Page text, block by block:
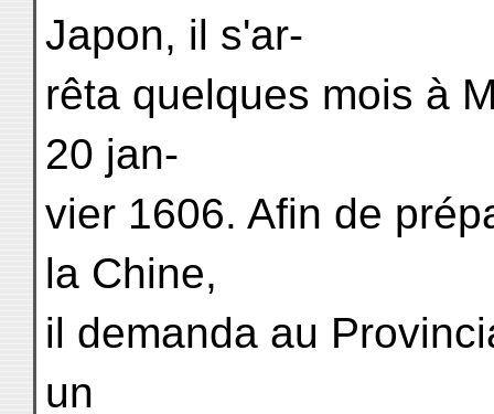
Japon, il s'ar-
rêta quelques mois à
20 jan-
vier 1606. Afin de
la Chine,
il demanda au
un